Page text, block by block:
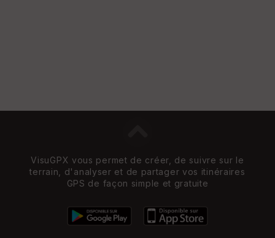
VisuGPX vous permet de créer, de suivre sur le
terrain, d'analyser et de partager vos itinéraires
GPS de façon simple et gratuite